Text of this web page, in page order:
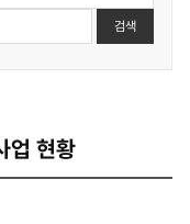
검색
업 현황